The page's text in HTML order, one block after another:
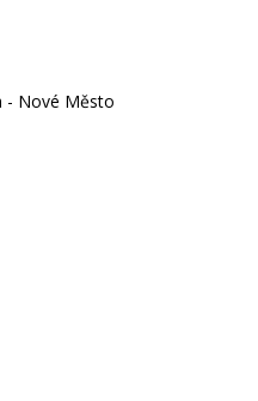
- Nové Město